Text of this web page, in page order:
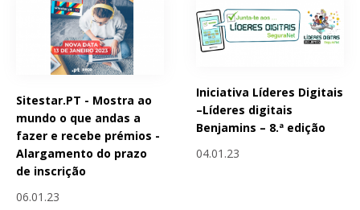
Sitestar.PT - Mostra ao
mundo o que andas a
fazer e recebe prémios -
Alargamento do prazo
de inscrição
06.01.23
Iniciativa Líderes Digitais
–Líderes digitais
Benjamins – 8.ª edição
04.01.23